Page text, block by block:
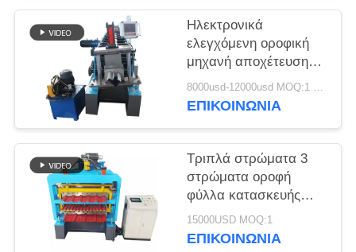
Ηλεκτρονικά
ελεγχόμενη οροφική
μηχανή αποχέτευσης
βροχής συλλογή
αποχέτευσης
8000usd-12000usd MOQ:1 Σετ
ΕΠΙΚΟΙΝΩΝΙΑ
Τριπλά στρώματα 3
στρώματα οροφή
φύλλα κατασκευής
μηχανή με 18
σταθμούς
15000USD MOQ:1
ΕΠΙΚΟΙΝΩΝΙΑ